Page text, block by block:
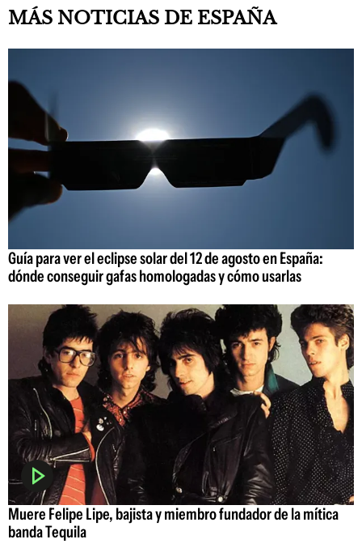
MÁS NOTICIAS DE ESPAÑA
Guía para ver el eclipse solar del 12 de agosto en España:
dónde conseguir gafas homologadas y cómo usarlas
Muere Felipe Lipe, bajista y miembro fundador de la mítica
banda Tequila